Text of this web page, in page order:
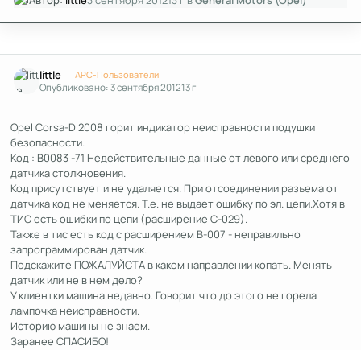
little APC-Пользователи
Опубликовано:3 сентября 201213 г
Opel Corsa-D 2008 горит индикатор неисправности подушки
безопасности.
Код : B0083 -71 Недействительные данные от левого или среднего
датчика столкновения.
Код присутствует и не удаляется. При отсоединении разъема от
датчика код не меняется. Т.е. не выдает ошибку по эл. цепи.Хотя в
ТИС есть ошибки по цепи (расширение С-029).
Также в тис есть код с расширением В-007 - неправильно
запрограммирован датчик.
Подскажите ПОЖАЛУЙСТА в каком направлении копать. Менять
датчик или не в нем дело?
У клиентки машина недавно. Говорит что до этого не горела
лампочка неисправности.
Историю машины не знаем.
Заранее СПАСИБО!